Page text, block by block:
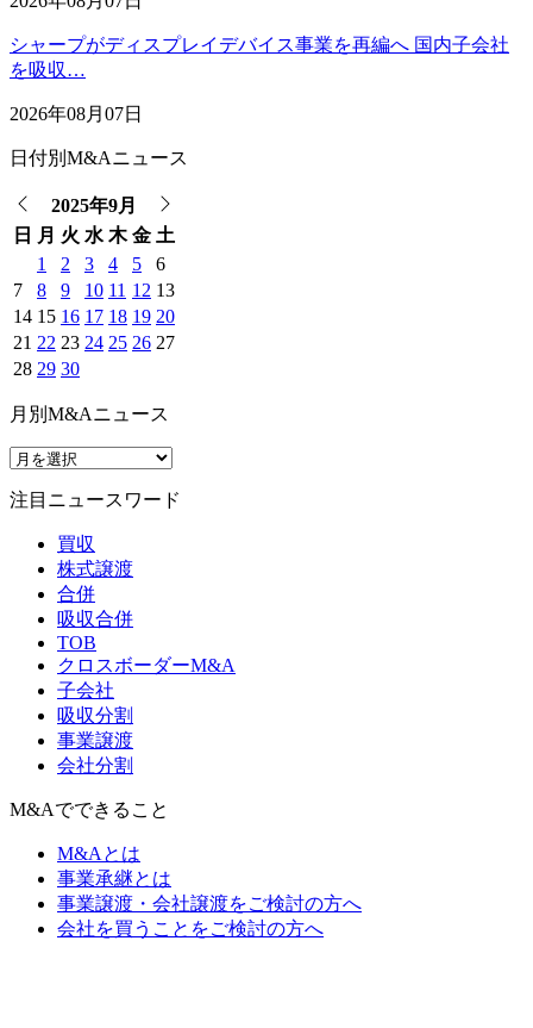
シャープがディスプレイデバイス事業を再編へ 国内子会社
を吸収…
2026年08月07日
日付別M&Aニュース
2025年9月
日
月 火 水 木 金 土
1
2 3 4 5
6
7
8 9 10 11 12 13
14 15 16 17 18 19 20
21 22 23 24 25 26 27
28 29 30
月別M&Aニュース
注目ニュースワード
買収
株式譲渡
合併
吸収合併
TOB
クロスボーダーM&A
子会社
吸収分割
事業譲渡
会社分割
M&Aでできること
M&Aとは
事業承継とは
事業譲渡・会社譲渡をご検討の方へ
会社を買うことをご検討の方へ